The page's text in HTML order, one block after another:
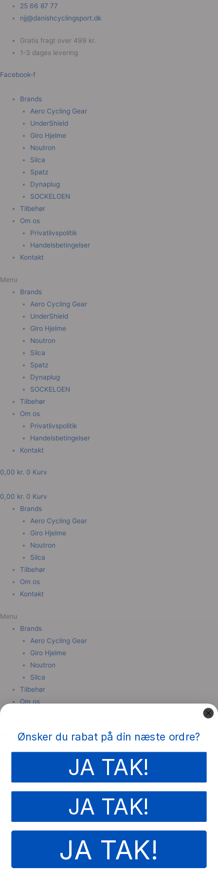
25 66 87 77
njj@danishcyclingsport.dk
Gratis fragt over 499 kr.
1-3 dages levering
Facebook-f
Brands
Aero Cycling Gear
UnderShield
Giro Hjelme
Noutron
Silca
Spatz
Dynaplug
SOCKELOEN
Tilbehør
Om os
Privatlivspolitik
Handelsbetingelser
Kontakt
Menu
Brands
Aero Cycling Gear
UnderShield
Giro Hjelme
Noutron
Silca
Spatz
Dynaplug
SOCKELOEN
Tilbehør
Om os
Privatlivspolitik
Handelsbetingelser
Kontakt
0,00 kr. 0 Kurv
0,00 kr. 0 Kurv
Brands
Aero Cycling Gear
Giro Hjelme
Noutron
Silca
Tilbehør
Om os
Kontakt
Menu
Brands
Aero Cycling Gear
Giro Hjelme
Noutron
Silca
Tilbehør
Om os
Giro Hjelme
Brands
Giro Hjelme
Noutron
SOCKELOEN
Spatz
Ønsker du rabat på din næste ordre?
JA TAK!
JA TAK!
JA TAK!